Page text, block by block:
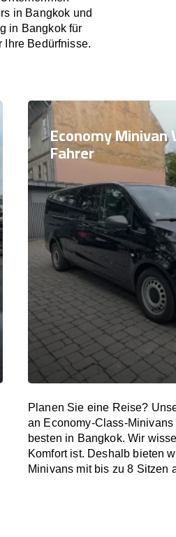
in Bangkok und
in Bangkok für
Ihre Bedürfnisse.
Economy
Fahrer
Planen Sie eine Reise?
an Economy-Class-Minivans
besten in Bangkok. Wir
Komfort ist. Deshalb bieten
Minivans mit bis zu 8 Sitzen